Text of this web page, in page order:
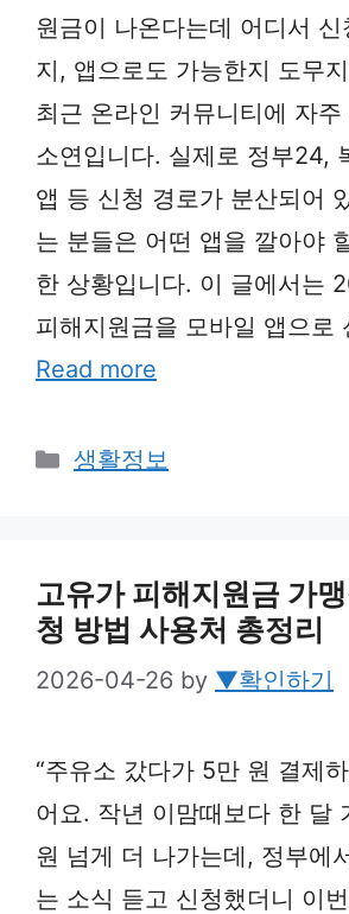
원금이 나온다는데 어디서 신
지, 앱으로도 가능한지 도무
최근 온라인 커뮤니티에 자
소연입니다. 실제로 정부24,
앱 등 신청 경로가 분산되어
는 분들은 어떤 앱을 깔아야
한 상황입니다. 이 글에서는
피해지원금을 모바일 앱으로
Read more
Categories
생활정보
고유가 피해지원금 가
청 방법 사용처 총정리
2026-04-26 by ▼확인하기
“주유소 갔다가 5만 원 결제
어요. 작년 이맘때보다 한 달
원 넘게 더 나가는데, 정부에
는 소식 듣고 신청했더니 이